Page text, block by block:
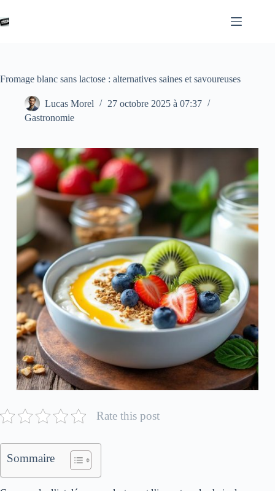
au
contenu
Fromage blanc sans lactose : alternatives saines et savoureuses
Lucas Morel
27 octobre 2025 à 07:37
Gastronomie
Rate this post
Sommaire